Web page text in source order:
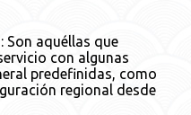
Son aquéllas que
con algunas
predefinidas, como
regional desde